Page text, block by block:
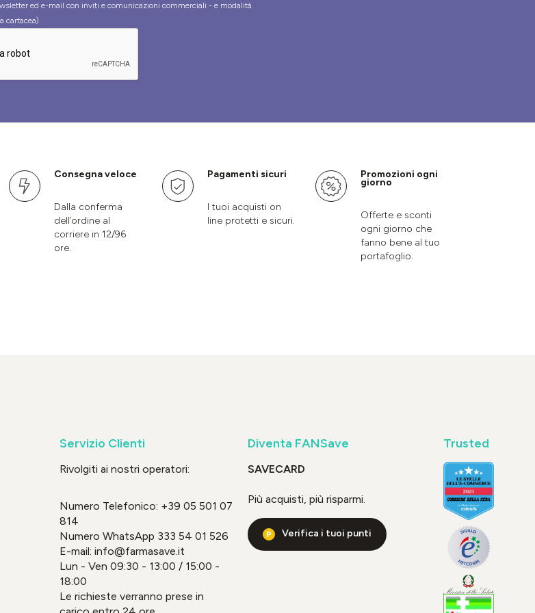
ed e-mail con inviti e comunicazioni commerciali - e modalità
cartacea)
Consegna veloce
Dalla conferma
dell’ordine al
corriere in 12/96
ore.
Pagamenti sicuri
I tuoi acquisti on
line protetti e sicuri.
Promozioni ogni
giorno
Offerte e sconti
ogni giorno che
fanno bene al tuo
portafoglio.
Servizio Clienti
Rivolgiti ai nostri operatori:
Numero Telefonico: +39 05 501 07
814
Numero WhatsApp 333 54 01 526
E-mail: info@farmasave.it
Lun - Ven 09:30 - 13:00 / 15:00 -
18:00
Le richieste verranno prese in
Diventa FANSave
SAVECARD
Più acquisti, più risparmi.
Verifica i tuoi punti
Trusted